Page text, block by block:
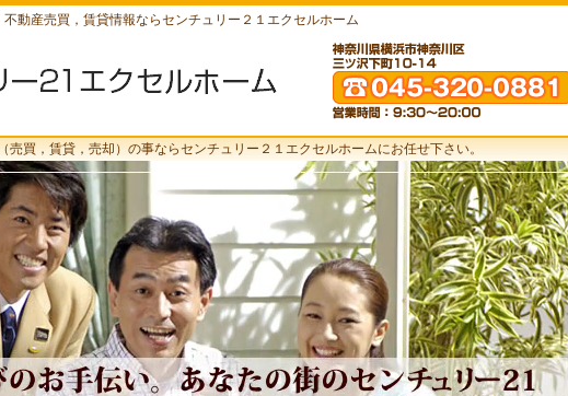
動産売買，賃貸情報ならセンチュリー２１エクセルホーム
売買，賃貸，売却）の事ならセンチュリー２１エクセルホームにお任せ下さい。